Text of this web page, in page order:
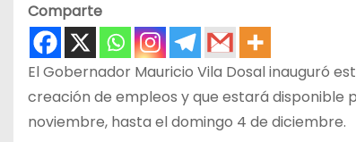
Comparte
El Gobernador Mauricio Vila Dosal inauguró
creación de empleos y que estará disponible
noviembre, hasta el domingo 4 de diciembre.